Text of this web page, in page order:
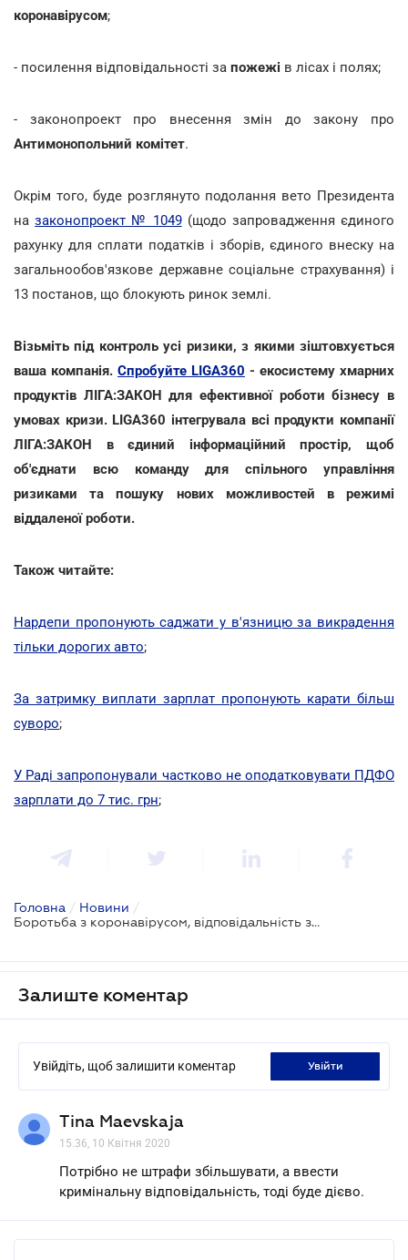
коронавірусом;
- посилення відповідальності за пожежі в лісах і полях;
- законопроект про внесення змін до закону про
Антимонопольний комітет.
Окрім того, буде розглянуто подолання вето Президента
назаконопроект № 1049(щодо запровадження єдиного
рахунку для сплати податків і зборів, єдиного внеску на
загальнообов'язкове державне соціальне страхування) і
13 постанов, що блокують ринок землі.
Візьміть під контроль усі ризики, з якими зіштовхується
ваша компанія. Спробуйте LIGA360 - екосистему хмарних
продуктів ЛІГА:ЗАКОН для ефективної роботи бізнесу в
умовах кризи. LIGA360 інтегрувала всі продукти компанії
ЛІГА:ЗАКОН в єдиний інформаційний простір, щоб
об'єднати всю команду для спільного управління
ризиками та пошуку нових можливостей в режимі
віддаленої роботи.
Також читайте:
Нардепи пропонують саджати у в'язницю за викрадення
тільки дорогих авто;
За затримку виплати зарплат пропонують карати більш
суворо;
У Раді запропонували частково не оподатковувати ПДФО
зарплати до 7 тис. грн;
Головна / Новини /
Боротьба з коронавірусом, відповідальність за пожежі: ВР збереться на позачергове засідання
Залиште коментар
Увійдіть, щоб залишити коментар увійти
Tina Maevskaja
15.36, 10 Квітня 2020
Потрібно не штрафи збільшувати, а ввести
кримінальну відповідальність, тоді буде дієво.